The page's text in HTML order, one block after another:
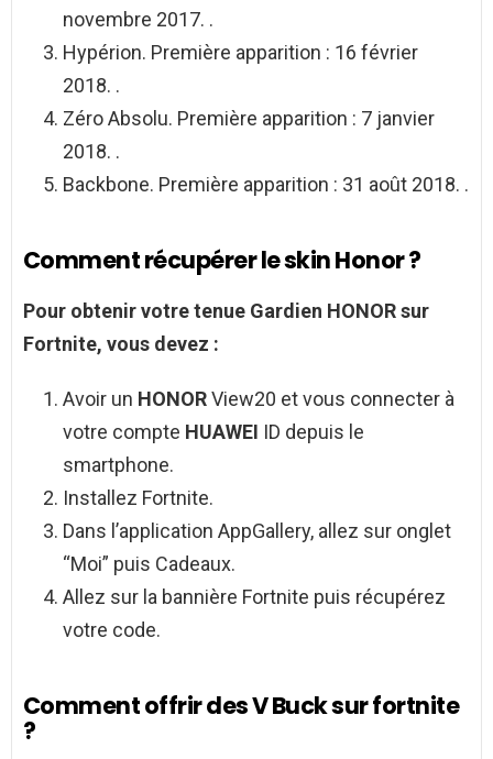
novembre 2017. .
Hypérion. Première apparition : 16 février
2018. .
Zéro Absolu. Première apparition : 7 janvier
2018. .
Backbone. Première apparition : 31 août 2018. .
Comment récupérer le skin Honor ?
Pour obtenir votre tenue Gardien HONORsur
Fortnite, vous devez :
Avoir un HONORView20 et vous connecter à
votre compte HUAWEI ID depuis le
smartphone.
Installez Fortnite.
Dans l’application AppGallery, allez sur onglet
“Moi” puis Cadeaux.
Allez sur la bannière Fortnite puis récupérez
votre code.
Comment offrir des V Buck sur fortnite
?